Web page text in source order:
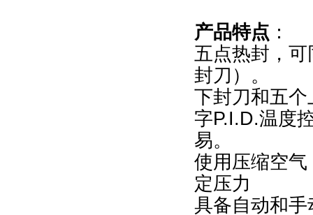
产品特点 ：
五点热封，
封刀）。
下封刀和五
字P.I.D.温度
易。
使用压缩空
定压力
具备自动和